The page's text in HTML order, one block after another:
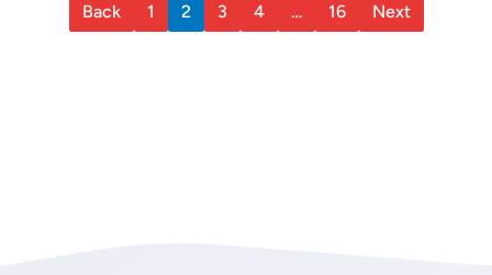
Back 1 2 3 4 … 16 Next